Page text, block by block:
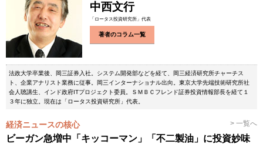
中西文行
「ロータス投資研究所」代表
著者のコラム一覧
法政大学卒業後、岡三証券入社。システム開発部などを経て、岡三経済研究所チャーチス
ト、企業アナリスト業務に従事。岡三インターナショナル出向。東京大学先端技術研究所社
会人聴講生、インド政府ITプロジェクト委員。ＳＭＢＣフレンド証券投資情報部長を経て１
３年に独立。現在は「ロータス投資研究所」代表。
経済ニュースの核心 > 一覧へ
ビーガン急増中「キッコーマン」「不二製油」に投資妙味